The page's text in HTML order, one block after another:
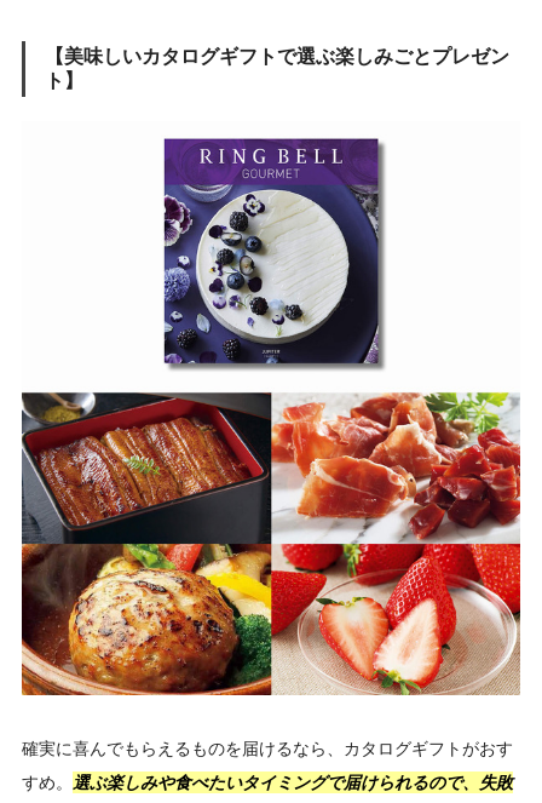
【美味しいカタログギフトで選ぶ楽しみごとプレゼン
ト】
確実に喜んでもらえるものを届けるなら、カタログギフトがおす
すめ。 選ぶ楽しみや食べたいタイミングで届けられるので、失敗